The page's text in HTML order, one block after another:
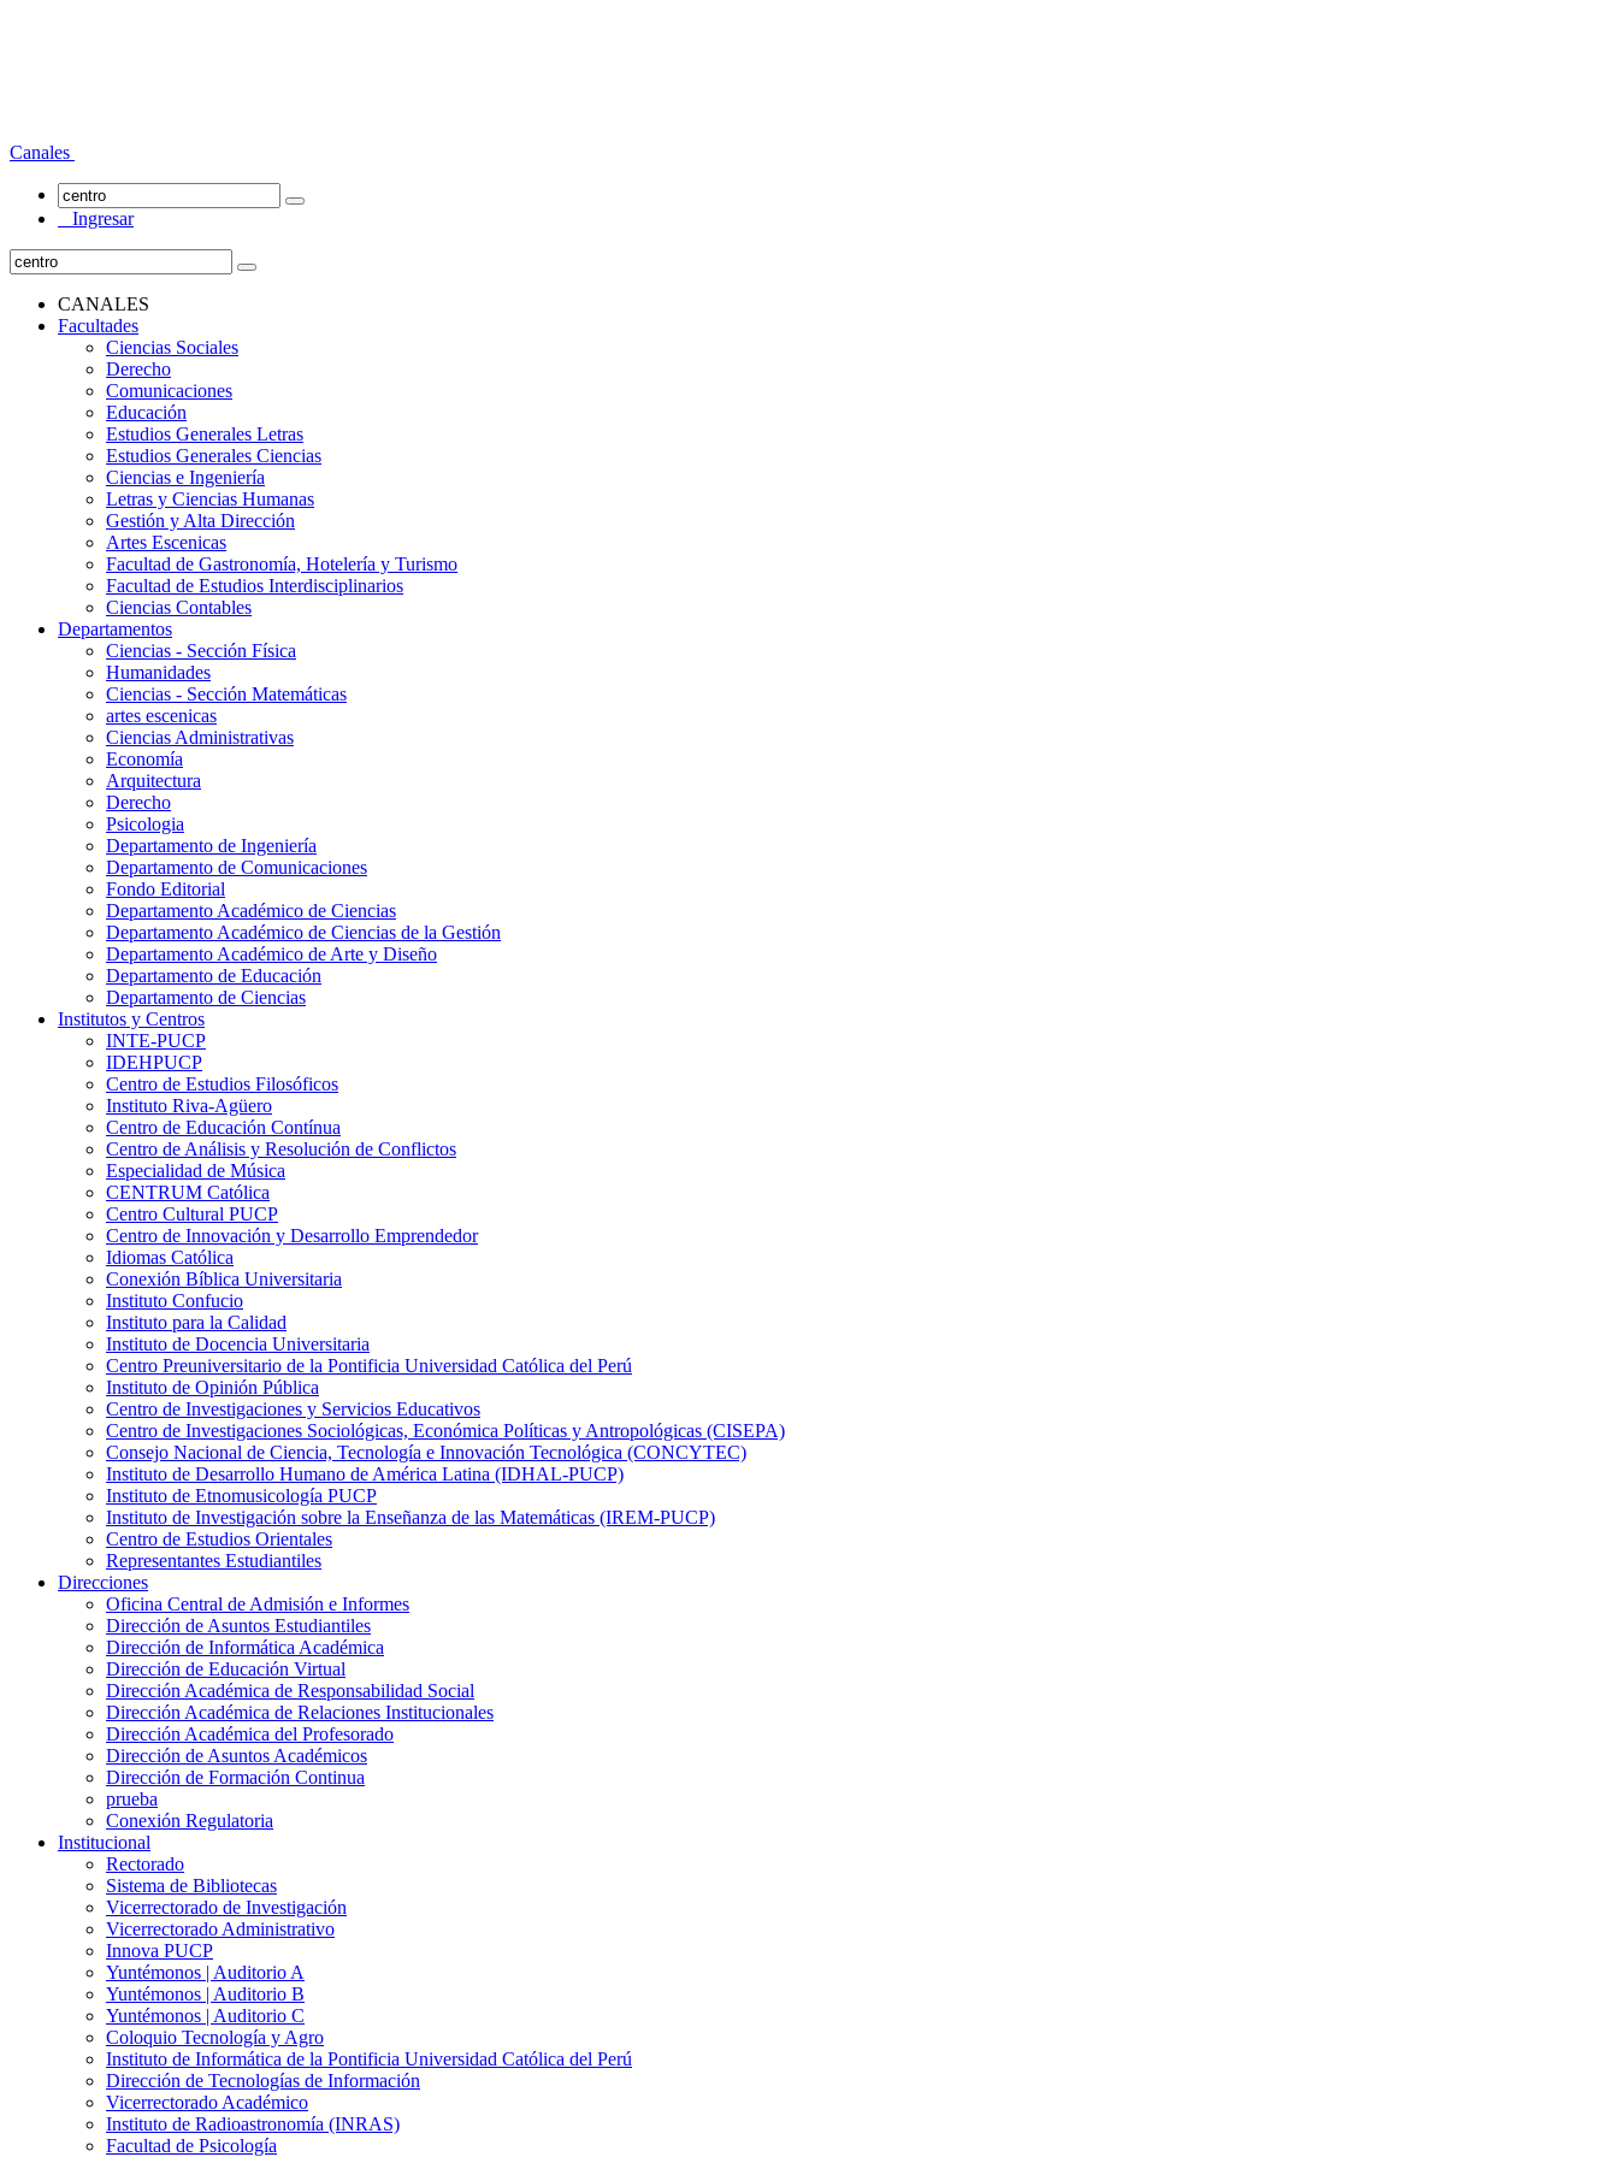
Canales
Ingresar
CANALES
Facultades
Ciencias Sociales
Derecho
Comunicaciones
Educación
Estudios Generales Letras
Estudios Generales Ciencias
Ciencias e Ingeniería
Letras y Ciencias Humanas
Gestión y Alta Dirección
Artes Escenicas
Facultad de Gastronomía, Hotelería y Turismo
Facultad de Estudios Interdisciplinarios
Ciencias Contables
Departamentos
Ciencias - Sección Física
Humanidades
Ciencias - Sección Matemáticas
artes escenicas
Ciencias Administrativas
Economía
Arquitectura
Derecho
Psicologia
Departamento de Ingeniería
Departamento de Comunicaciones
Fondo Editorial
Departamento Académico de Ciencias
Departamento Académico de Ciencias de la Gestión
Departamento Académico de Arte y Diseño
Departamento de Educación
Departamento de Ciencias
Institutos y Centros
INTE-PUCP
IDEHPUCP
Centro de Estudios Filosóficos
Instituto Riva-Agüero
Centro de Educación Contínua
Centro de Análisis y Resolución de Conflictos
Especialidad de Música
CENTRUM Católica
Centro Cultural PUCP
Centro de Innovación y Desarrollo Emprendedor
Idiomas Católica
Conexión Bíblica Universitaria
Instituto Confucio
Instituto para la Calidad
Instituto de Docencia Universitaria
Centro Preuniversitario de la Pontificia Universidad Católica del Perú
Instituto de Opinión Pública
Centro de Investigaciones y Servicios Educativos
Centro de Investigaciones Sociológicas, Económica Políticas y Antropológicas (CISEPA)
Consejo Nacional de Ciencia, Tecnología e Innovación Tecnológica (CONCYTEC)
Instituto de Desarrollo Humano de América Latina (IDHAL-PUCP)
Instituto de Etnomusicología PUCP
Instituto de Investigación sobre la Enseñanza de las Matemáticas (IREM-PUCP)
Centro de Estudios Orientales
Representantes Estudiantiles
Direcciones
Oficina Central de Admisión e Informes
Dirección de Asuntos Estudiantiles
Dirección de Informática Académica
Dirección de Educación Virtual
Dirección Académica de Responsabilidad Social
Dirección Académica de Relaciones Institucionales
Dirección Académica del Profesorado
Dirección de Asuntos Académicos
Dirección de Formación Continua
prueba
Conexión Regulatoria
Institucional
Rectorado
Sistema de Bibliotecas
Vicerrectorado de Investigación
Vicerrectorado Administrativo
Innova PUCP
Yuntémonos | Auditorio A
Yuntémonos | Auditorio B
Yuntémonos | Auditorio C
Coloquio Tecnología y Agro
Instituto de Informática de la Pontificia Universidad Católica del Perú
Dirección de Tecnologías de Información
Vicerrectorado Académico
Instituto de Radioastronomía (INRAS)
Facultad de Psicología